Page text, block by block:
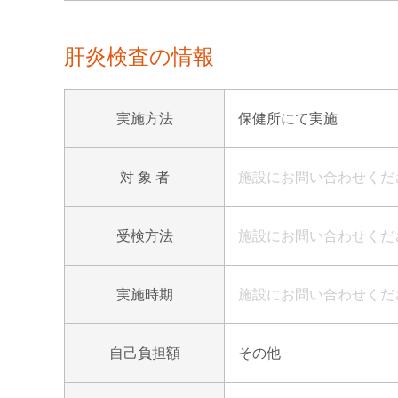
肝炎検査の情報
実施方法 保健所にて実施
対 象 者 施設にお問い合わせくだ
受検方法 施設にお問い合わせくだ
実施時期 施設にお問い合わせくだ
自己負担額 その他